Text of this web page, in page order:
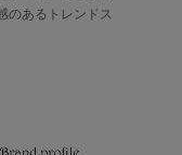
のあるトレンドス